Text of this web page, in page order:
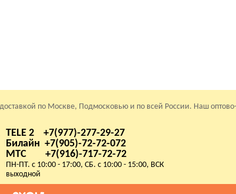
по Москве, Подмосковью и по всей России. Наш
TELE 2 +7(977)-277-29-27
Билайн +7(905)-72-72-072
МТС +7(916)-717-72-72
ПН-ПТ. с 10:00 - 17:00, СБ. с 10:00 - 15:00, ВСК
выходной